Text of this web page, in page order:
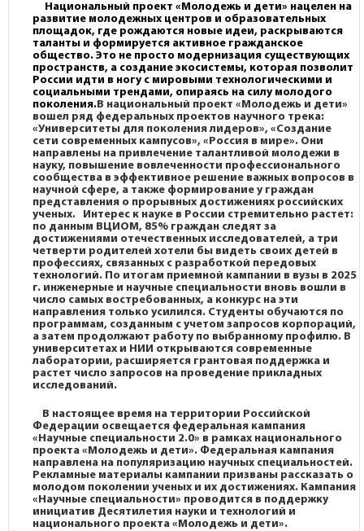
Национальный проект «Молодежь и дети» нацелен на
развитие молодежных центров и образовательных
площадок, где рождаются новые идеи, раскрываются
таланты и формируется активное гражданское
общество. Это не просто модернизация существующих
пространств, а создание экосистемы, которая позволит
России идти в ногу с мировыми технологическими и
социальными трендами, опираясь на силу молодого
поколения.В национальный проект «Молодежь и дети»
вошел ряд федеральных проектов научного трека:
«Университеты для поколения лидеров», «Создание
сети современных кампусов», «Россия в мире». Они
направлены на привлечение талантливой молодежи в
науку, повышение вовлеченности профессионального
сообщества в эффективное решение важных вопросов в
научной сфере, а также формирование у граждан
представления о прорывных достижениях российских
ученых. Интерес к науке в России стремительно растет:
по данным ВЦИОМ, 85% граждан следят за
достижениями отечественных исследователей, а три
четверти родителей хотели бы видеть своих детей в
профессиях, связанных с разработкой передовых
технологий. По итогам приемной кампании в вузы в 2025
г. инженерные и научные специальности вновь вошли в
число самых востребованных, а конкурс на эти
направления только усилился. Студенты обучаются по
программам, созданным с учетомзапросов корпораций,
а затем продолжают работу по выбранному профилю. В
университетах и НИИ открываются современные
лаборатории, расширяется грантовая поддержка и
растет число запросов на проведение прикладных
исследований.
В настоящее время на территории Российской
Федерации освещается федеральная кампания
«Научные специальности 2.0» в рамках национального
проекта «Молодежь и дети». Федеральная кампания
направлена на популяризацию научных специальностей.
Рекламные материалы кампании призваны рассказать о
молодом поколении ученых и их достижениях. Кампания
«Научные специальности» проводится в поддержку
инициатив Десятилетия науки и технологий и
национального проекта «Молодежь и дети».